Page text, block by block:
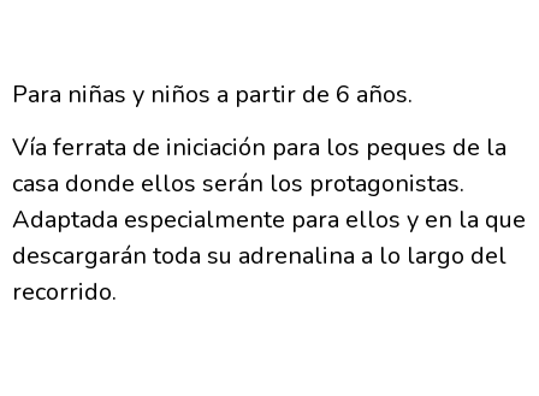
Para niñas y niños a partir de 6 años.
Vía ferrata de iniciación para los peques de la
casa donde ellos serán los protagonistas.
Adaptada especialmente para ellos y en la que
descargarán toda su adrenalina a lo largo del
recorrido.